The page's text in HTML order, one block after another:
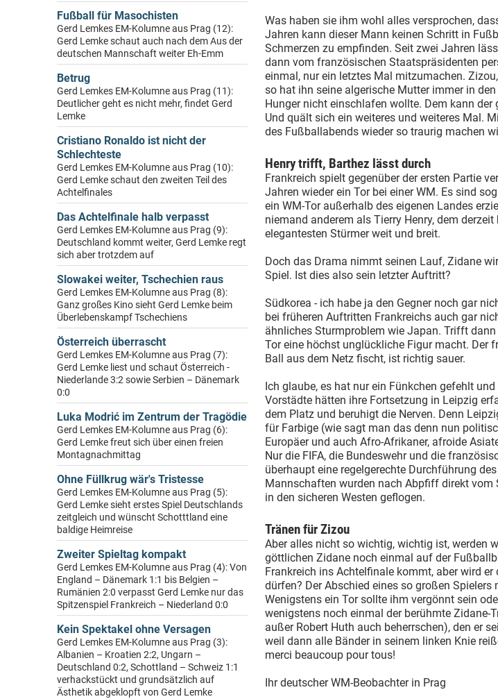
Fußball für Masochisten
Gerd Lemkes EM-Kolumne aus Prag (12):
Gerd Lemke schaut auch nach dem Aus der
deutschen Mannschaft weiter Eh-Emm
Betrug
Gerd Lemkes EM-Kolumne aus Prag (11):
Deutlicher geht es nicht mehr, findet Gerd
Lemke
Cristiano Ronaldo ist nicht der
Schlechteste
Gerd Lemkes EM-Kolumne aus Prag (10):
Gerd Lemke schaut den zweiten Teil des
Achtelfinales
Das Achtelfinale halb verpasst
Gerd Lemkes EM-Kolumne aus Prag (9):
Deutschland kommt weiter, Gerd Lemke regt
sich aber trotzdem auf
Slowakei weiter, Tschechien raus
Gerd Lemkes EM-Kolumne aus Prag (8):
Ganz großes Kino sieht Gerd Lemke beim
Überlebenskampf Tschechiens
Österreich überrascht
Gerd Lemkes EM-Kolumne aus Prag (7):
Gerd Lemke liest und schaut Österreich -
Niederlande 3:2 sowie Serbien – Dänemark
0:0
Luka Modrić im Zentrum der Tragödie
Gerd Lemkes EM-Kolumne aus Prag (6):
Gerd Lemke freut sich über einen freien
Montagnachmittag
Ohne Füllkrug wär's Tristesse
Gerd Lemkes EM-Kolumne aus Prag (5):
Gerd Lemke sieht erstes Spiel Deutschlands
zeitgleich und wünscht Schotttland eine
baldige Heimreise
Zweiter Spieltag kompakt
Gerd Lemkes EM-Kolumne aus Prag (4): Von
England – Dänemark 1:1 bis Belgien –
Rumänien 2:0 verpasst Gerd Lemke nur das
Spitzenspiel Frankreich – Niederland 0:0
Kein Spektakel ohne Versagen
Gerd Lemkes EM-Kolumne aus Prag (3):
Albanien – Kroatien 2:2, Ungarn –
Deutschland 0:2, Schottland – Schweiz 1:1
verhackstückt und grundsätzlich auf
Ästhetik abgeklopft von Gerd Lemke
Was haben sie ihm wohl alles versprochen,
Jahren kann dieser Mann keinen Schritt in
Schmerzen zu empfinden. Seit zwei Jahren
dann vom französischen Staatspräsidenten
einmal, nur ein letztes Mal mitzumachen.
so hat ihn seine algerische Mutter immer in
Hunger nicht einschlafen wollte. Dem kann
Und quält sich ein weiteres und weiteres Mal.
des Fußballabends wieder so traurig machen
Henry trifft, Barthez lässt durch
Frankreich spielt gegenüber der ersten Partie
Jahren wieder ein Tor bei einer WM. Es sind
ein WM-Tor außerhalb des eigenen Landes
niemand anderem als Tierry Henry, dem
elegantesten Stürmer weit und breit.
Doch das Drama nimmt seinen Lauf, Zidane
Spiel. Ist dies also sein letzter Auftritt?
Südkorea - ich habe ja den Gegner noch gar
bei früheren Auftritten Frankreichs auch gar
ähnliches Sturmproblem wie Japan. Trifft
Tor eine höchst unglückliche Figur macht. Der
Ball aus dem Netz fischt, ist richtig sauer.
Ich glaube, es hat nur ein Fünkchen gefehlt
Vorstädte hätten ihre Fortsetzung in Leipzig
dem Platz und beruhigt die Nerven. Denn
für Farbige (wie sagt man das denn nun
Europäer und auch Afro-Afrikaner, afroide
Nur die FIFA, die Bundeswehr und die
überhaupt eine regelgerechte Durchführung
Mannschaften wurden nach Abpfiff direkt vom
in den sicheren Westen geflogen.
Tränen für Zizou
Aber alles nicht so wichtig, wichtig ist, werden
göttlichen Zidane noch einmal auf der
Frankreich ins Achtelfinale kommt, aber wird er
dürfen? Der Abschied eines so großen
Wenigstens ein Tor sollte ihm vergönnt sein
wenigstens noch einmal der berühmte Zidane-
außer Robert Huth auch beherrschen), den er
weil dann alle Bänder in seinem linken Knie
merci beaucoup pour tous!
Ihr deutscher WM-Beobachter in Prag